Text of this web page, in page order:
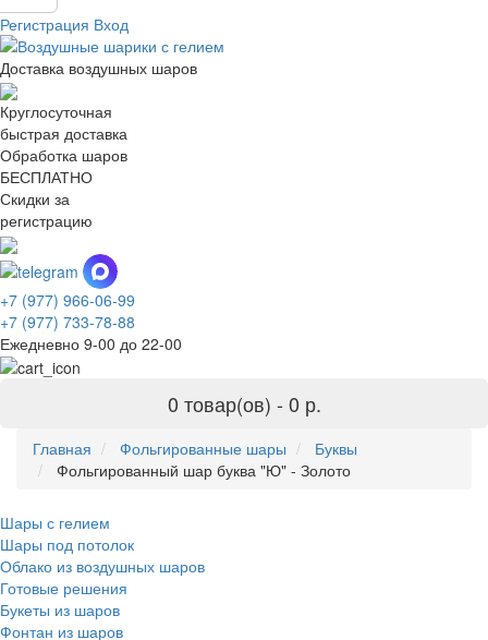
Регистрация Вход
Доставка воздушных шаров
Круглосуточная
быстрая доставка
Обработка шаров
БЕСПЛАТНО
Скидки за
регистрацию
+7 (977) 966-06-99
+7 (977) 733-78-88
Ежедневно 9-00 до 22-00
0 товар(ов) - 0 р.
Главная Фольгированные шары
Буквы
Фольгированный шар буква "Ю" - Золото
Шары с гелием
Шары под потолок
Облако из воздушных шаров
Готовые решения
Букеты из шаров
Фонтан из шаров